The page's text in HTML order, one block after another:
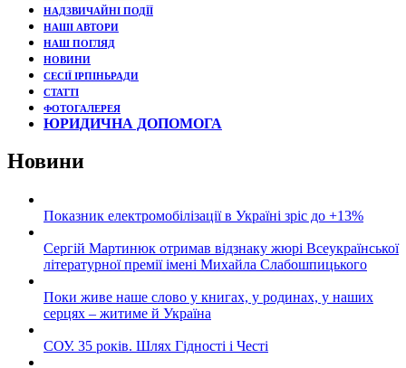
НАДЗВИЧАЙНІ ПОДЇЇ
НАШІ АВТОРИ
НАШ ПОГЛЯД
НОВИНИ
СЕСІЇ ІРПІНЬРАДИ
СТАТТІ
ФОТОГАЛЕРЕЯ
ЮРИДИЧНА ДОПОМОГА
Новини
Показник електромобілізації в Україні зріс до +13%
Сергій Мартинюк отримав відзнаку жюрі Всеукраїнської
літературної премії імені Михайла Слабошпицького
Поки живе наше слово у книгах, у родинах, у наших
серцях – житиме й Україна
СОУ. 35 років. Шлях Гідності і Честі